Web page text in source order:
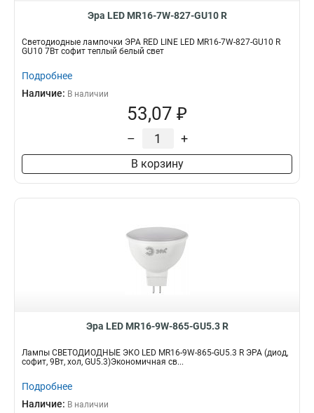
Эра LED MR16-7W-827-GU10 R
Светодиодные лампочки ЭРА RED LINE LED MR16-7W-827-GU10 R
GU10 7Вт софит теплый белый свет
Подробнее
Наличие: В наличии
53,07 ₽
– +
В корзину
Эра LED MR16-9W-865-GU5.3 R
Лампы СВЕТОДИОДНЫЕ ЭКО LED MR16-9W-865-GU5.3 R ЭРА (диод,
софит, 9Вт, хол, GU5.3)Экономичная св...
Подробнее
Наличие: В наличии